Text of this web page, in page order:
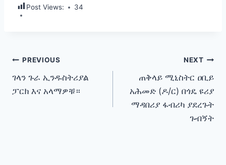
Post Views: 34
Post
navigation
PREVIOUS
ገላን ጉራ ኢንዱስትሪያል
ፓርክ እና አላማዎቹ።
NEXT
ጠቅላይ ሚኒስትር ዐቢይ
አሕመድ (ዶ/ር) በጎዴ ዩሪያ
ማዳበሪያ ፋብሪካ ያደረጉት
ጉብኝት